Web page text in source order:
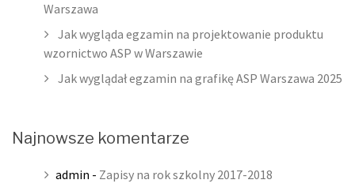
Warszawa
Jak wygląda egzamin na projektowanie produktu
wzornictwo ASP w Warszawie
Jak wyglądał egzamin na grafikę ASP Warszawa 2025
Najnowsze komentarze
admin - Zapisy na rok szkolny 2017-2018